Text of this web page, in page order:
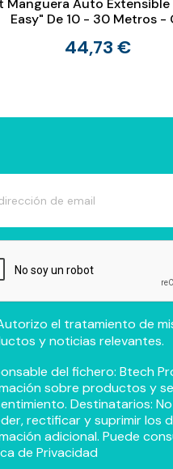
Manguera Auto Extensible
Easy" De 10 - 30 Metros -
44,73 €
el tratamiento de
y noticias relevantes.
del fichero: Btech
sobre productos y
Destinatarios:
rectificar y suprimir los
adicional. Puede
de Privacidad